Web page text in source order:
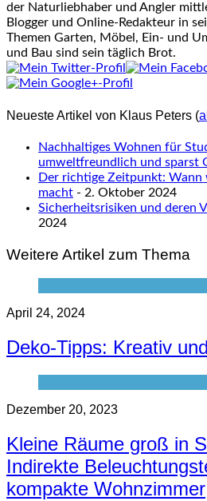
der Naturliebhaber und Angler
Blogger und Online-Redakteur in
Themen Garten, Möbel, Ein- und
und Bau sind sein täglich Brot.
Neueste Artikel von Klaus Peters (
Nachhaltiges Wohnen für
umweltfreundlich und sparst
Der richtige Zeitpunkt: Wann
macht - 2. Oktober 2024
Sicherheitsrisiken und deren
2024
Weitere Artikel zum Thema
April 24, 2024
Deko-Tipps: Kreativ
Dezember 20, 2023
Kleine Räume groß in
Indirekte
kompakte Wohnzimmer